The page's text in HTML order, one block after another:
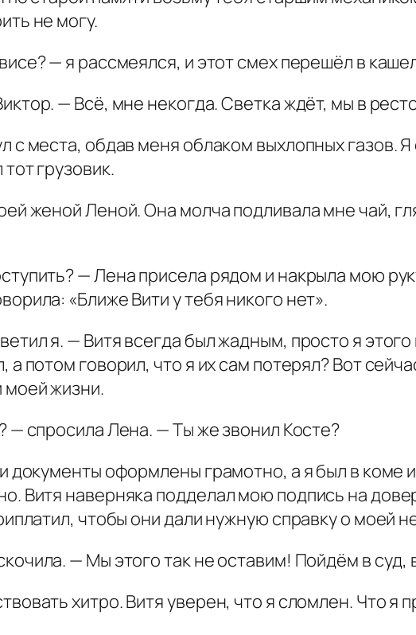
не могу.
— я рассмеялся, и этот смех перешёл в
— Всё, мне некогда. Светка ждёт, мы в
с места, обдав меня облаком выхлопных газов.
грузовик.
женой Леной. Она молча подливала мне чай,
— Лена присела рядом и накрыла мою
«Ближе Вити у тебя никого нет».
я. — Витя всегда был жадным, просто я
а потом говорил, что я их сам потерял? Вот
моей жизни.
— спросила Лена. — Ты же звонил Косте?
документы оформлены грамотно, а я был в коме
Витя наверняка подделал мою подпись на
чтобы они дали нужную справку о моей
— Мы этого так не оставим! Пойдём в суд,
хитро. Витя уверен, что я сломлен. Что я